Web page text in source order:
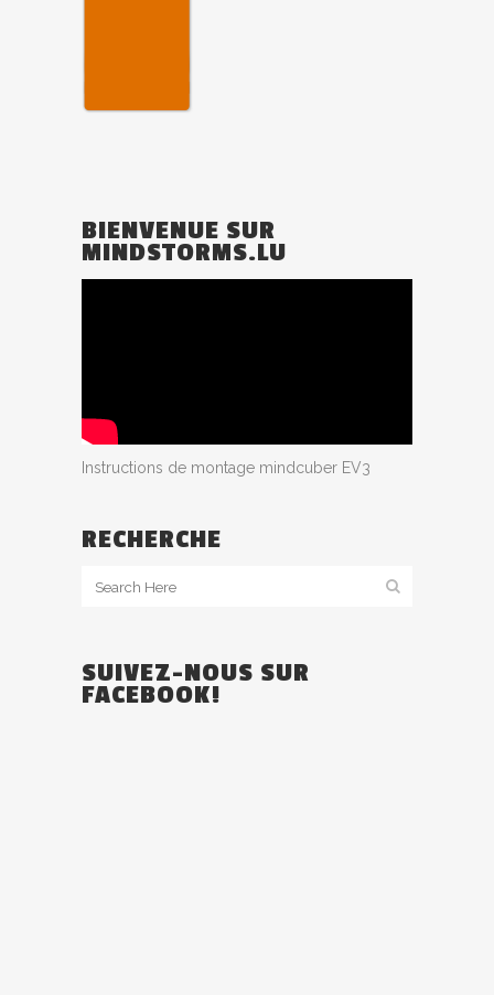
BIENVENUE SUR
MINDSTORMS.LU
Instructions de montage mindcuber EV3
RECHERCHE
SUIVEZ-NOUS SUR
FACEBOOK!